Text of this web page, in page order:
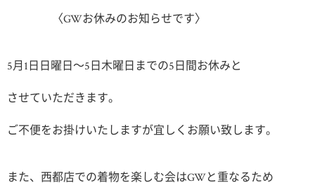
〈GWお休みのお知らせです〉
5月1日日曜日〜5日木曜日までの5日間お休みと
させていただきます。
ご不便をお掛けいたしますが宜しくお願い致します。
また、西都店での着物を楽しむ会はGWと重なるため